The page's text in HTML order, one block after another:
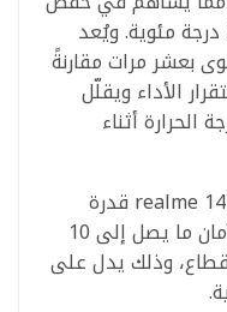
حرارة معالج SoC بما يصل إلى 20 درجة مئوية. ويُعد
بعشر مرات مقارنةً
الأداء ويقلّل
الحرارة أثناء
يُجسّد هاتفي realme 14 5G وrealme 14T قدرة
استثنائية على التحمل، حيث يقدّمان ما يصل إلى 10
وذلك يدل على